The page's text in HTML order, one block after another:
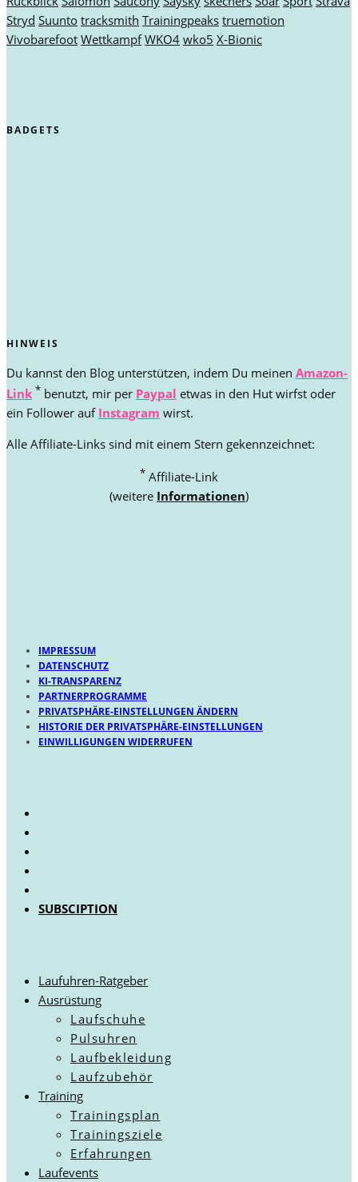
Stryd Suunto tracksmith Trainingpeaks truemotion
Vivobarefoot Wettkampf WKO4 wko5 X-Bionic
BADGETS
HINWEIS
Du kannst den Blog unterstützen, indem Du meinen Amazon-
Link * benutzt, mir per Paypal etwas in den Hut wirfst oder
ein Follower auf Instagram wirst.
Alle Affiliate-Links sind mit einem Stern gekennzeichnet:
* Affiliate-Link
(weitere Informationen)
IMPRESSUM
DATENSCHUTZ
KI-TRANSPARENZ
PARTNERPROGRAMME
PRIVATSPHÄRE-EINSTELLUNGEN ÄNDERN
HISTORIE DER PRIVATSPHÄRE-EINSTELLUNGEN
EINWILLIGUNGEN WIDERRUFEN
SUBSCIPTION
Laufuhren-Ratgeber
Ausrüstung
Laufschuhe
Pulsuhren
Laufbekleidung
Laufzubehör
Training
Trainingsplan
Trainingsziele
Erfahrungen
Laufevents